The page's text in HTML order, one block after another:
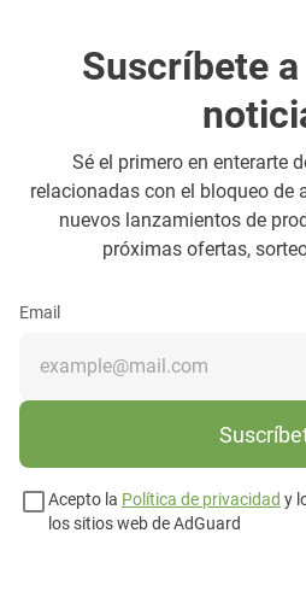
Suscríbete
Sé el primero en enterarte
relacionadas con el bloqueo de
nuevos lanzamientos de
próximas ofertas,
Email
Acepto la Política de privacidad y
los sitios web de AdGuard